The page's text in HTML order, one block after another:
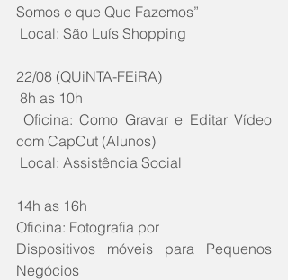
Somos e que Que Fazemos”
Local: São Luís Shopping
22/08 (QUiNTA-FEiRA)
8h as 10h
Oficina: Como Gravar e Editar Vídeo
com CapCut (Alunos)
Local: Assistência Social
14h as 16h
Oficina: Fotografia por
Dispositivos móveis para Pequenos
Negócios